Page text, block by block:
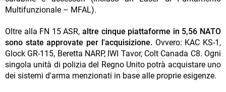
Multifunzionale – MFAL).
Oltre alla FN 15 ASR, altre cinque piattaforme in 5,56 NATO
sono state approvate per l'acquisizione.Ovvero: KAC KS-1,
Glock GR-115, Beretta NARP, IWI Tavor, Colt Canada C8. Ogni
singola unità di polizia del Regno Unito potrà acquistare uno
dei sistemi d'arma menzionati in base alle proprie esigenze.